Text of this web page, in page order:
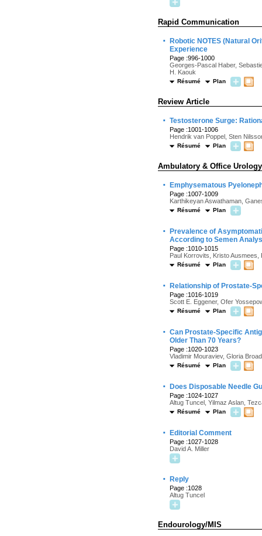
Rapid Communication
·
Robotic NOTES (Natural
Experience
Page :996-1000
Georges-Pascal Haber,
H. Kaouk
Résumé Plan
Review Article
· Testosterone Surge:
Page :1001-1006
Hendrik van Poppel, Sten
Résumé Plan
Ambulatory & Office Urology
· Emphysematous
Page :1007-1009
Karthikeyan Aswathaman,
Résumé Plan
·
Prevalence of
According to Semen
Page :1010-1015
Paul Korrovits, Kristo
Résumé Plan
· Relationship of Prostate-
Page :1016-1019
Scott E. Eggener, Ofer
Résumé Plan
· Can Prostate-Specific
Older Than 70 Years?
Page :1020-1023
Vladimir Mouraviev, Gloria
Résumé Plan
· Does Disposable Needle
Page :1024-1027
Altug Tuncel, Yilmaz Aslan,
Résumé Plan
· Editorial Comment
Page :1027-1028
David A. Miller
· Reply
Page :1028
Altug Tuncel
Endourology/MIS